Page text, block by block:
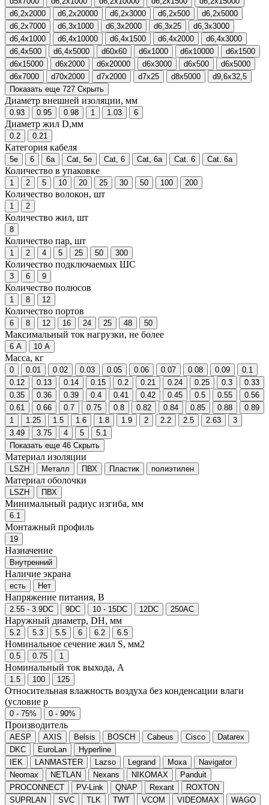
d6,2x2000
d6,2x20000 d6,2x3000 d6,2x500
d6,2x5000
d6,2x7000
d6,3x1000 d6,3x2000 d6,3x25
d6,3x3000
d6,4x1000
d6,4x10000 d6,4x1500 d6,4x2000
d6,4x3000
d6,4x500
d6,4x5000 d60x60 d6x1000 d6x10000
d6x1500
d6x15000
d6x2000 d6x20000 d6x3000 d6x500
d6x5000
d6x7000
d70x2000 d7x2000 d7x25 d8x5000
d9,6x32,5
Показать еще 727 Скрыть
Диаметр внешней изоляции, мм
0.93 0.95 0.98 1 1.03 6
Диаметр жил D,мм
0.2 0.21
Категория кабеля
5e 6 6a Cat, 5e Cat, 6 Cat, 6a Cat. 6 Cat. 6a
Количество в упаковке
1 2 5 10 20 25 30 50 100 200
Количество волокон, шт
1 2
Количество жил, шт
8
Количество пар, шт
1 2 4 5 25 50 300
Количество подключаемых ШС
3 6 9
Количество полюсов
1 8 12
Количество портов
6 8 12 16 24 25 48 50
Максимальный ток нагрузки, не более
6 A 10 A
Масса, кг
0 0.01 0.02 0.03 0.05 0.06 0.07 0.08 0.09
0.1
0.12
0.13 0.14 0.15 0.2 0.21 0.24 0.25 0.3
0.33
0.35
0.36 0.39 0.4 0.41 0.42 0.45 0.5 0.55
0.56
0.61
0.66 0.7 0.75 0.8 0.82 0.84 0.85 0.88
0.89
1
1.25 1.5 1.6 1.8 1.9 2 2.2 2.5 2.63
3
3.49
3.75 4 5
5.1
Показать еще 46 Скрыть
Материал изоляции
LSZH Металл ПВХ Пластик полиэтилен
Материал оболочки
LSZH ПВХ
Минимальный радиус изгиба, мм
6.1
Монтажный профиль
19
Назначение
Внутренний
Наличие экрана
есть Нет
Напряжение питания, В
2.55 - 3.9DC 9DC 10 - 15DC 12DC 250AC
Наружный диаметр, DH, мм
5.2 5.3 5.5 6 6.2 6.5
Номинальное сечение жил S, мм2
0.5 0.75 1
Номинальный ток выхода, А
1.5 100 125
Относительная влажность воздуха без конденсации влаги
(условие р
0 - 75% 0 - 90%
Производитель
AESP AXIS Belsis BOSCH Cabeus Cisco
Datarex
DKC
EuroLan
Hyperline
IEK
LANMASTER Lazso Legrand Moxa
Navigator
Neomax
NETLAN Nexans NIKOMAX
Panduit
PROCONNECT
PV-Link QNAP Rexant
ROXTON
SUPRLAN
SVC TLK TWT VCOM VIDEOMAX
WAGO